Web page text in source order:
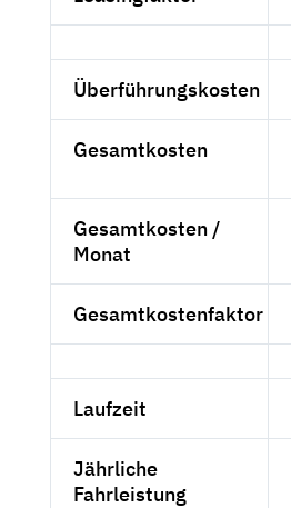
Überführungskosten
Gesamtkosten
Gesamtkosten /
Monat
Gesamtkostenfaktor
Laufzeit
Jährliche
Fahrleistung